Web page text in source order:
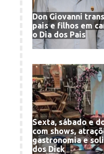
Don Giovanni
pais e filhos em
o Dia dos Pais
Sexta, sábado e
com shows,
gastronomia e
dos Dick